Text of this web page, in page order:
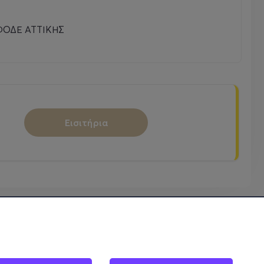
είναι αυστηρά περιορισμένα, όσοι θέλουν να
γρήγορα.
ΑΤΤΙΚΗΣ
Εισιτήρια